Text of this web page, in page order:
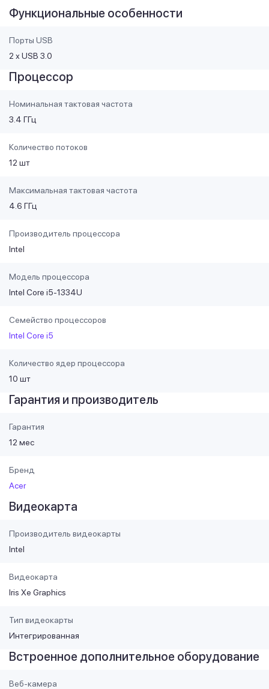
Функциональные особенности
Порты USB
2 х USB 3.0
Процессор
Номинальная тактовая частота
3.4 ГГц
Количество потоков
12 шт
Максимальная тактовая частота
4.6 ГГц
Производитель процессора
Intel
Модель процессора
Intel Core i5-1334U
Семейство процессоров
Intel Core i5
Количество ядер процессора
10 шт
Гарантия и производитель
Гарантия
12 мес
Бренд
Acer
Видеокарта
Производитель видеокарты
Intel
Видеокарта
Iris Xe Graphics
Тип видеокарты
Интегрированная
Встроенное дополнительное оборудование
Веб-камера